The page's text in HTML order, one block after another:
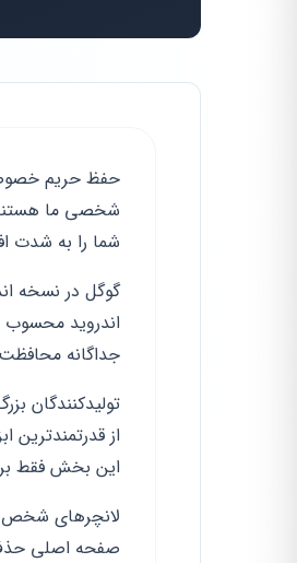
حفظ حریم
شخصی ما هستند.
شما را به شدت
اندروید محسوب
جداگانه
از
این بخش فقط
لانچرهای شخص
صفحه اصلی